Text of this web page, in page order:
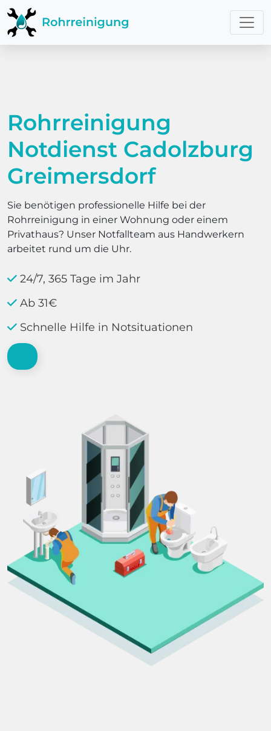
Rohrreinigung
Notdienst Cadolzburg
Greimersdorf
Sie benötigen professionelle Hilfe bei der
Rohrreinigung in einer Wohnung oder einem
Privathaus? Unser Notfallteam aus Handwerkern
arbeitet rund um die Uhr.
24/7, 365 Tage im Jahr
Ab 31€
Schnelle Hilfe in Notsituationen